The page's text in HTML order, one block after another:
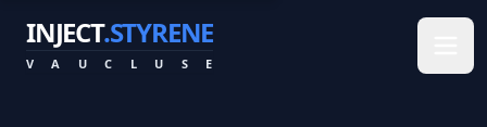
INJECT.STYRENE
V A U C L U S E